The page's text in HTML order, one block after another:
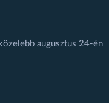
augusztus 24-én